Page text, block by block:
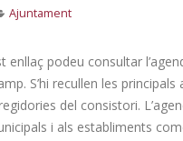
Ajuntament
enllaç podeu consultar
S’hi recullen les
del consistori.
i als establiments